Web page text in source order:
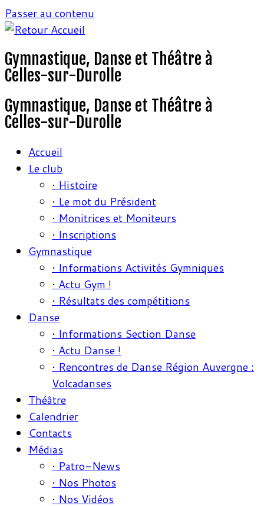
Passer au contenu
Gymnastique, Danse et Théâtre à
Celles-sur-Durolle
Gymnastique, Danse et Théâtre à
Celles-sur-Durolle
Accueil
Le club
• Histoire
• Le mot du Président
• Monitrices et Moniteurs
• Inscriptions
Gymnastique
• Informations Activités Gymniques
• Actu Gym !
• Résultats des compétitions
Danse
• Informations Section Danse
• Actu Danse !
• Rencontres de Danse Région Auvergne :
Volcadanses
Théâtre
Calendrier
Contacts
Médias
• Patro-News
• Nos Photos
• Nos Vidéos